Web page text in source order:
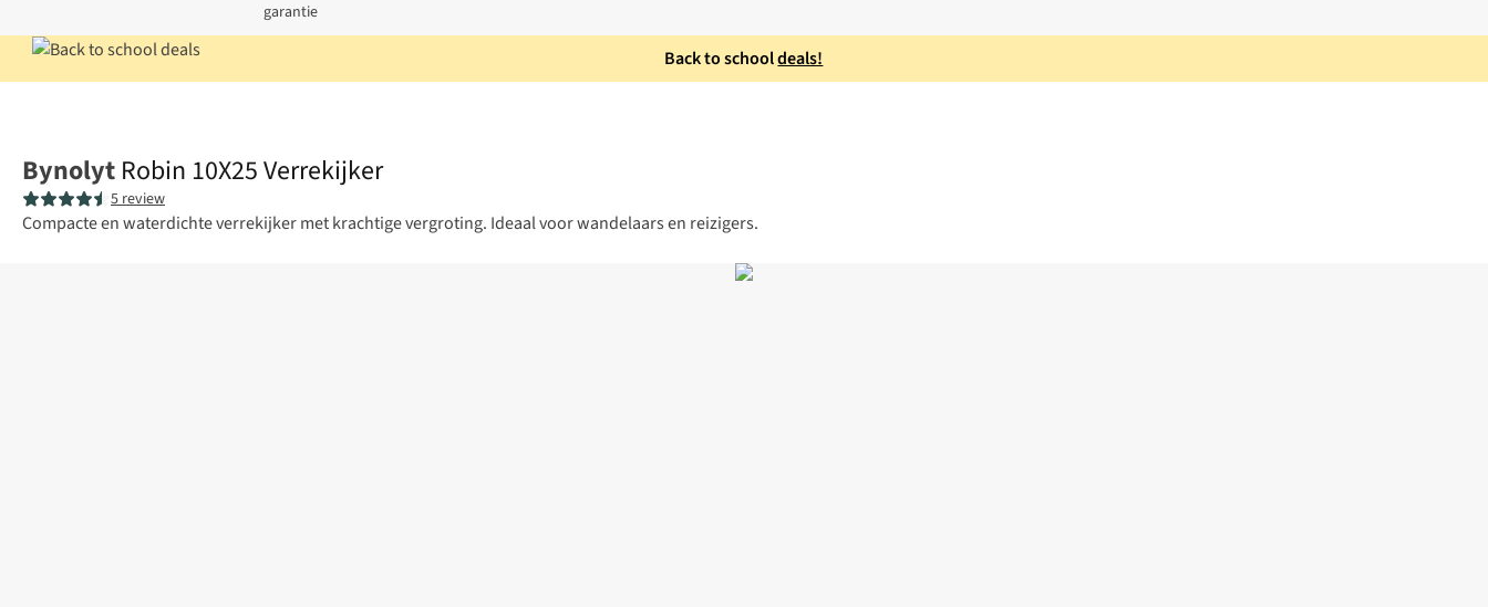
garantie
Back to schooldeals!
Bynolyt Robin 10X25 Verrekijker
5 review
Compacte en waterdichte verrekijker met krachtige vergroting. Ideaal voor wandelaars en reizigers.